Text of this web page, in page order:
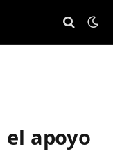
el apoyo